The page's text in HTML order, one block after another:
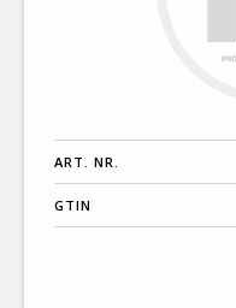
ART. NR.
GTIN